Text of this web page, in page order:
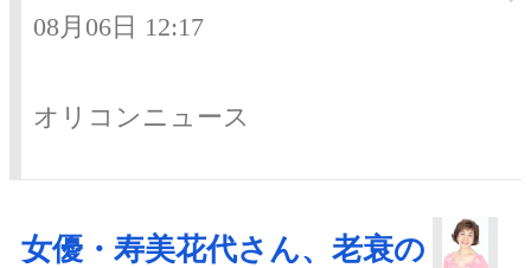
08月06日 12:17
オリコンニュース
女優・寿美花代さん、老衰の